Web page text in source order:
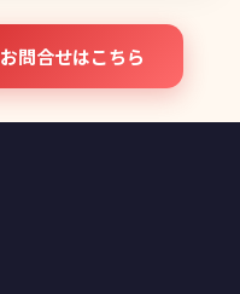
お問合せはこちら